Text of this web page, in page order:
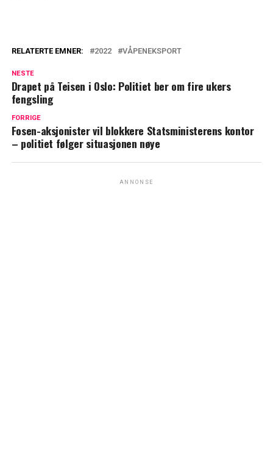
RELATERTE EMNER: 2022 VÅPENEKSPORT
NESTE
Drapet på Teisen i Oslo: Politiet ber om fire ukers
fengsling
FORRIGE
Fosen-aksjonister vil blokkere Statsministerens kontor
– politiet følger situasjonen nøye
ANNONSE